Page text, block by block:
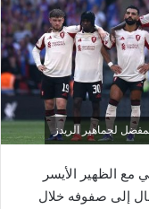
لجماهير الريدز
مع الظهير الأيسر
إلى صفوفه خلال